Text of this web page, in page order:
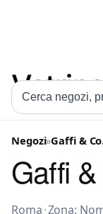
Negozi»Gaffi &
Gaffi
Abbigliamento
Roma·Zona: